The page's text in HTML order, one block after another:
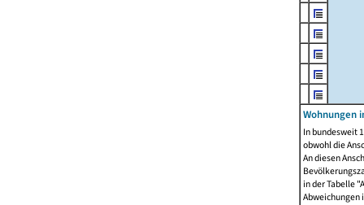
Wohnungen
In bundesweit
obwohl die
An diesen
in der Tabelle
Abweichungen